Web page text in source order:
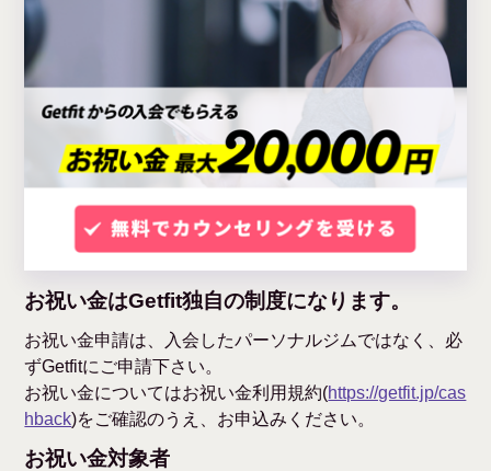
お祝い金はGetfit独自の制度になります。
お祝い金申請は、入会したパーソナルジムではなく、必
ずGetfitにご申請下さい。
お祝い金についてはお祝い金利用規約(https://getfit.jp/cas
hback)をご確認のうえ、お申込みください。
お祝い金対象者